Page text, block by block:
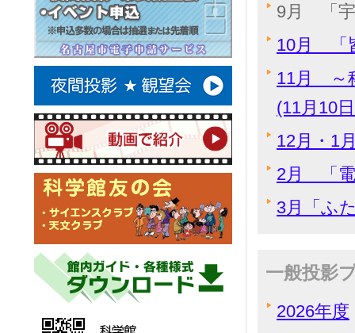
9月 「宇
10月 「
11月 ～
(11月10
12月・1
2月 「電
3月「ふ
一般投影
2026年度